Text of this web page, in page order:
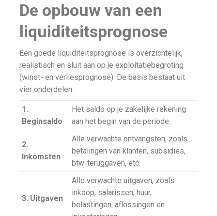
De opbouw van een
liquiditeitsprognose
Een goede liquiditeitsprognose is overzichtelijk,
realistisch en sluit aan op je exploitatiebegroting
(winst- en verliesprognose). De basis bestaat uit
vier onderdelen:
1.
Beginsaldo
Het saldo op je zakelijke rekening
aan het begin van de periode.
2.
Inkomsten
Alle verwachte ontvangsten, zoals
betalingen van klanten, subsidies,
btw-teruggaven, etc.
3. Uitgaven
Alle verwachte uitgaven, zoals
inkoop, salarissen, huur,
belastingen, aflossingen en